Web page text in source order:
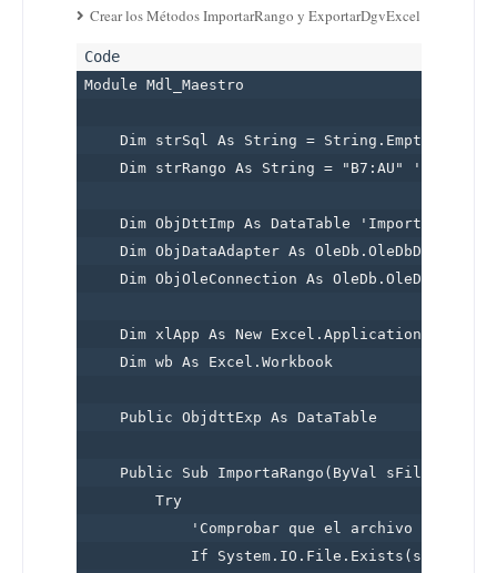
Crear los Métodos ImportarRango y ExportarDgvExcel
Module Mdl_Maestro
Dim strSql As String = String.Empty 'Por
Dim strRango As String = "B7:AU" 'Rango
Dim ObjDttImp As DataTable 'Importar
Dim ObjDataAdapter As
Dim ObjOleConnection As
Dim xlApp As New Excel.Application '
Dim wb As Excel.Workbook            '
    Public ObjdttExp As DataTable
Public Sub ImportaRango(ByVal sFileName
        Try
'Comprobar que el archivo Excel
If